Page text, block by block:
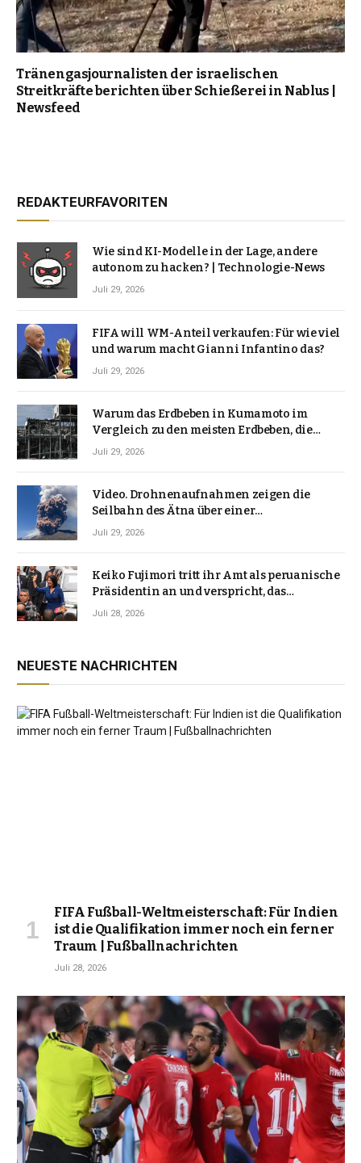
Tränengasjournalisten der israelischen
Streitkräfte berichten über Schießerei in Nablus |
Newsfeed
REDAKTEURFAVORITEN
Wie sind KI-Modelle in der Lage, andere
autonom zu hacken? | Technologie-News
Juli 29, 2026
FIFA will WM-Anteil verkaufen: Für wie viel
und warum macht Gianni Infantino das?
Juli 29, 2026
Warum das Erdbeben in Kumamoto im
Vergleich zu den meisten Erdbeben, die
Japan erschütterten, ungewöhnlich ist
Juli 29, 2026
Video. Drohnenaufnahmen zeigen die
Seilbahn des Ätna über einer
Vulkanlandschaft
Juli 29, 2026
Keiko Fujimori tritt ihr Amt als peruanische
Präsidentin an und verspricht, das
Jahrzehnt der Instabilität zu beenden
Juli 28, 2026
NEUESTE NACHRICHTEN
FIFA Fußball-Weltmeisterschaft: Für Indien
ist die Qualifikation immer noch ein ferner
Traum | Fußballnachrichten
Juli 28, 2026